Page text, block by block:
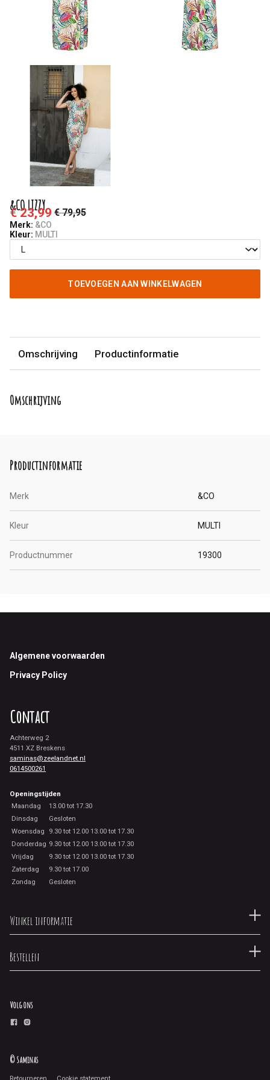
&CO LIZZY
€ 23,99 € 79,95
Merk: &CO
Kleur: MULTI
TOEVOEGEN AAN WINKELWAGEN
Omschrijving Productinformatie
Omschrijving
Productinformatie
Merk &CO
Kleur MULTI
Productnummer 19300
Footer
Algemene voorwaarden
Privacy Policy
Contact
Achterweg 2
4511 XZ Breskens
saminas@zeelandnet.nl
0614500261
Openingstijden
Maandag
13.00 tot 17.30
Dinsdag
Gesloten
Woensdag
9.30 tot 12.00 13.00 tot 17.30
Donderdag 9.30 tot 12.00 13.00 tot 17.30
Vrijdag
9.30 tot 12.00 13.00 tot 17.30
Zaterdag
9.30 tot 17.00
Zondag
Gesloten
Winkel informatie
Bestellen
Volg ons
© Saminas
Retourneren Cookie statement